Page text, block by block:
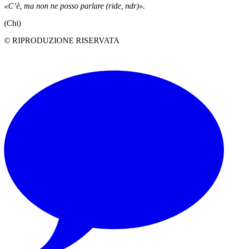
«C’è, ma non ne posso parlare (ride, ndr)».
(Chi)
© RIPRODUZIONE RISERVATA